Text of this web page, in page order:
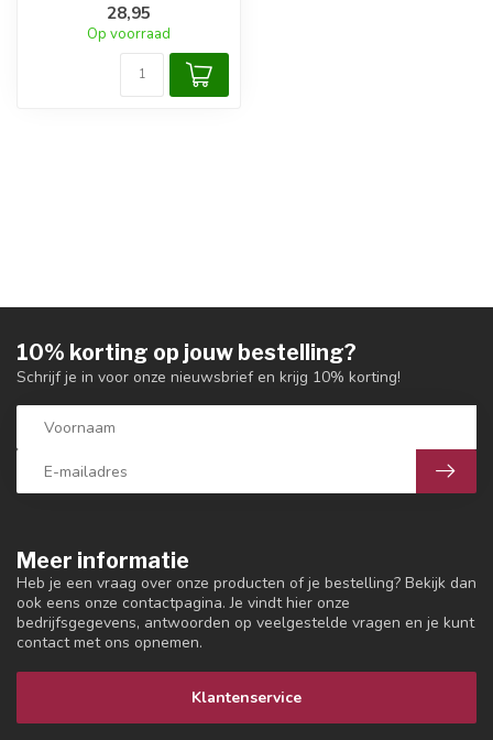
28,95
Op voorraad
Meer informatie
Heb je een vraag over onze producten of je bestelling? Bekijk dan
ook eens onze contactpagina. Je vindt hier onze
bedrijfsgegevens, antwoorden op veelgestelde vragen en je kunt
contact met ons opnemen.
Klantenservice
10% korting op jouw bestelling?
Schrijf je in voor onze nieuwsbrief en krijg 10% korting!